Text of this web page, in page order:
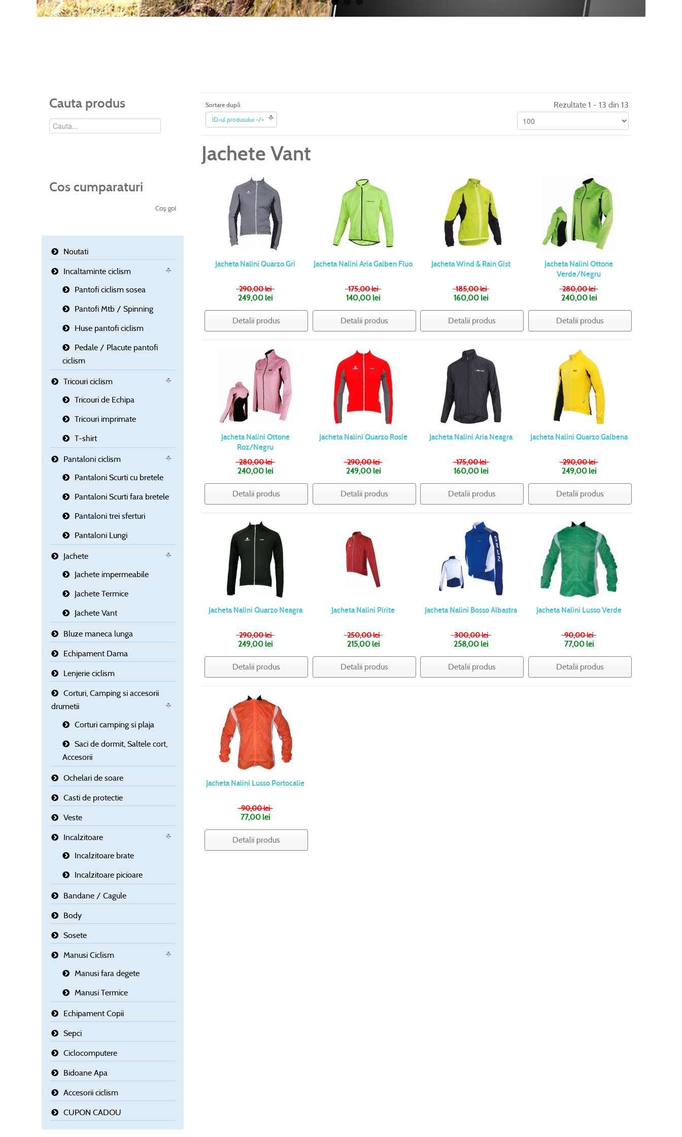
Sortare după
ID-ul produsului -/+
Rezultate 1 - 13 din 13
Jachete Vant
Jacheta Nalini Quarzo Gri
290,00 lei
249,00 lei
Detalii produs
Jacheta Nalini Aria Galben Fluo
175,00 lei
140,00 lei
Detalii produs
Jacheta Wind & Rain Gist
185,00 lei
160,00 lei
Detalii produs
Jacheta Nalini Ottone
Verde/Negru
280,00 lei
240,00 lei
Detalii produs
Jacheta Nalini Ottone
Roz/Negru
280,00 lei
240,00 lei
Detalii produs
Jacheta Nalini Quarzo Rosie
290,00 lei
249,00 lei
Detalii produs
Jacheta Nalini Aria Neagra
175,00 lei
160,00 lei
Detalii produs
Jacheta Nalini Quarzo Galbena
290,00 lei
249,00 lei
Detalii produs
Jacheta Nalini Quarzo Neagra
290,00 lei
249,00 lei
Detalii produs
Jacheta Nalini Pirite
250,00 lei
215,00 lei
Detalii produs
Jacheta Nalini Bosso Albastra
300,00 lei
258,00 lei
Detalii produs
Jacheta Nalini Lusso Verde
90,00 lei
77,00 lei
Detalii produs
Jacheta Nalini Lusso Portocalie
90,00 lei
77,00 lei
Detalii produs
Cauta produs
Cos cumparaturi
Coş gol
Noutati
Incaltaminte ciclism
Pantofi ciclism sosea
Pantofi Mtb / Spinning
Huse pantofi ciclism
Pedale / Placute pantofi
ciclism
Tricouri ciclism
Tricouri de Echipa
Tricouri imprimate
T-shirt
Pantaloni ciclism
Pantaloni Scurti cu bretele
Pantaloni Scurti fara bretele
Pantaloni trei sferturi
Pantaloni Lungi
Jachete
Jachete impermeabile
Jachete Termice
Jachete Vant
Bluze maneca lunga
Echipament Dama
Lenjerie ciclism
Corturi, Camping si accesorii
drumetii
Corturi camping si plaja
Saci de dormit, Saltele cort,
Accesorii
Ochelari de soare
Casti de protectie
Veste
Incalzitoare
Incalzitoare brate
Incalzitoare picioare
Bandane / Cagule
Body
Sosete
Manusi Ciclism
Manusi fara degete
Manusi Termice
Echipament Copii
Sepci
Ciclocomputere
Bidoane Apa
Accesorii ciclism
CUPON CADOU